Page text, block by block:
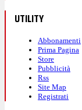
UTILITY
Abbonamenti
Prima Pagina
Store
Pubblicità
Rss
Site Map
Registrati